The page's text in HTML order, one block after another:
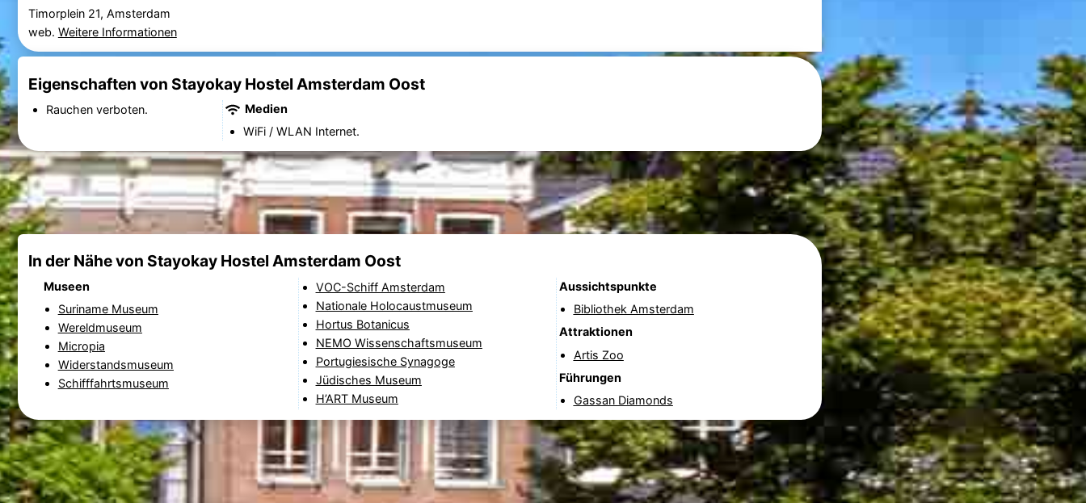
Timorplein 21, Amsterdam
web. Weitere Informationen
Eigenschaften von Stayokay Hostel Amsterdam Oost
Rauchen verboten.
Medien
WiFi / WLAN Internet.
In der Nähe von Stayokay Hostel Amsterdam Oost
Museen
Suriname Museum
Wereldmuseum
Micropia
Widerstandsmuseum
Schifffahrtsmuseum
VOC-Schiff Amsterdam
Nationale Holocaustmuseum
Hortus Botanicus
NEMO Wissenschaftsmuseum
Portugiesische Synagoge
Jüdisches Museum
H’ART Museum
Aussichtspunkte
Bibliothek Amsterdam
Attraktionen
Artis Zoo
Führungen
Gassan Diamonds